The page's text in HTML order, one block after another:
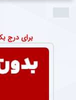
برای درج